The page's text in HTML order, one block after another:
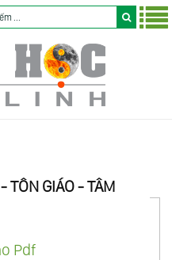
TÔN GIÁO - TÂM
Pdf